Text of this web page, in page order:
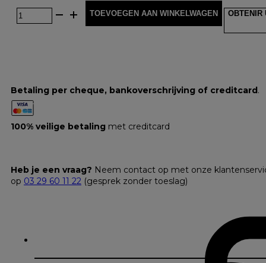
TOEVOEGEN AAN WINKELWAGEN OBTENIR
Betaling per cheque, bankoverschrijving of creditcard.
100% veilige betaling met creditcard
Heb je een vraag? Neem contact op met onze
op 03 29 60 11 22 (gesprek zonder toeslag)